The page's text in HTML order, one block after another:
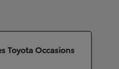
Toyota Occasions